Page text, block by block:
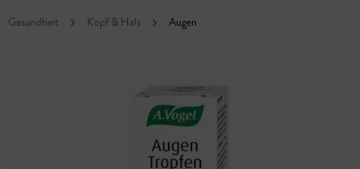
Gesundheit Kopf & Hals Augen